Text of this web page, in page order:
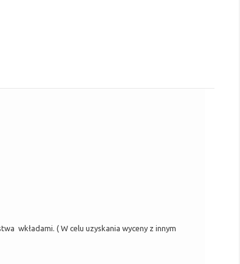
wkładami. ( W celu uzyskania wyceny z innym